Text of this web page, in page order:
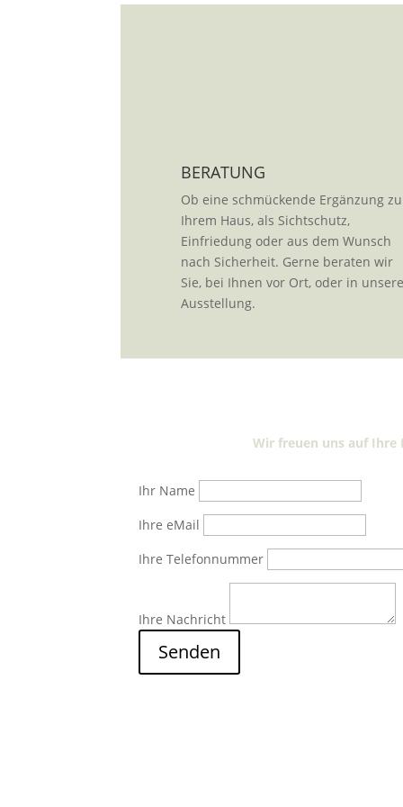
BERATUNG
Ob eine schmückende Ergänzung zu
Ihrem Haus, als Sichtschutz,
Einfriedung oder aus dem Wunsch
nach Sicherheit. Gerne beraten wir
Sie, bei Ihnen vor Ort, oder in
Ausstellung.
Wir freuen uns auf
Ihr Name
Ihre eMail
Ihre Telefonnummer
Ihre Nachricht
Senden